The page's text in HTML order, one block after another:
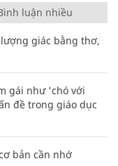
luận nhiều
giác bằng thơ,
gái như 'chó với
đề trong giáo dục
bản cần nhớ